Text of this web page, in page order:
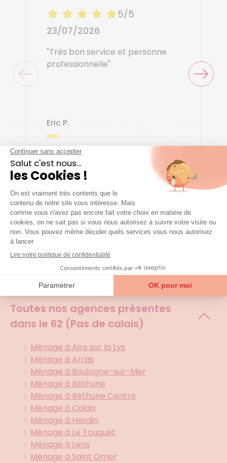
5/5
23/07/2026
"Très bon service et personne
professionnelle"
Eric P.
Voir tous les avis
Agences et zones
d'interventions
Toutes nos agences présentes
dans le 62 (Pas de calais)
Ménage à Aire sur la Lys
Ménage à Arras
Ménage à Boulogne-sur-Mer
Ménage à Béthune
Ménage à Béthune Centre
Ménage à Calais
Ménage à Hesdin
Ménage à Le Touquet
Ménage à Lens
Ménage à Saint Omer